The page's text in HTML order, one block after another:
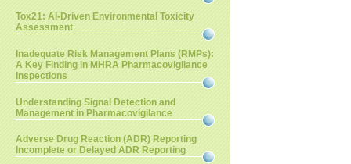
Tox21: AI-Driven Environmental Toxicity
Assessment
Inadequate Risk Management Plans (RMPs):
A Key Finding in MHRA Pharmacovigilance
Inspections
Understanding Signal Detection and
Management in Pharmacovigilance
Adverse Drug Reaction (ADR) Reporting
Incomplete or Delayed ADR Reporting